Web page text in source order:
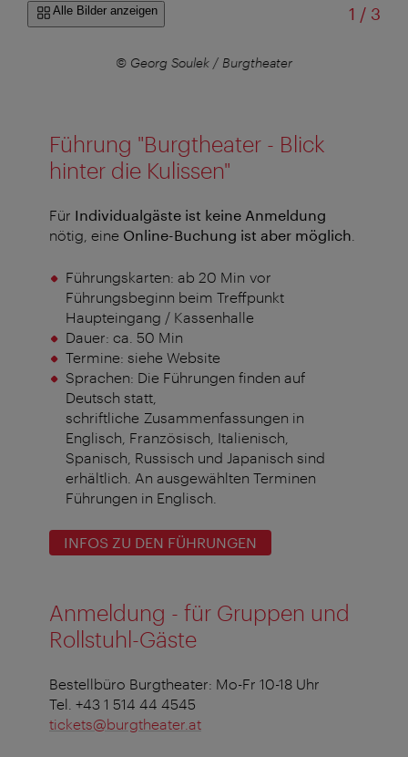
Alle Bilder anzeigen 1 /von
3
© Georg Soulek / Burgtheater
Führung "Burgtheater - Blick
hinter die Kulissen"
Für Individualgäste ist keine Anmeldung
nötig, eine Online-Buchung ist aber möglich
Führungskarten: ab 20 Min vor
Führungsbeginn beim Treffpunkt
Haupteingang / Kassenhalle
Dauer: ca. 50 Min
Termine: siehe Website
Sprachen: Die Führungen finden auf
Deutsch statt,
schriftliche Zusammenfassungen in
Englisch, Französisch, Italienisch,
Spanisch, Russisch und Japanisch sind
erhältlich. An ausgewählten Terminen
Führungen in Englisch.
INFOS ZU DEN FÜHRUNGEN
Anmeldung - für Gruppen und
Rollstuhl-Gäste
Bestellbüro Burgtheater: Mo-Fr 10-18 Uhr
Tel. +43 1 514 44 4545
tickets@burgtheater.at